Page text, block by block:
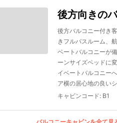
後方向きの
後方バルコニー付き
きフルバスルーム、
ベートバルコニーが
ーンサイズベッドに
イベートバルコニー
ア横の居心地の良い
キャビンコード: B1